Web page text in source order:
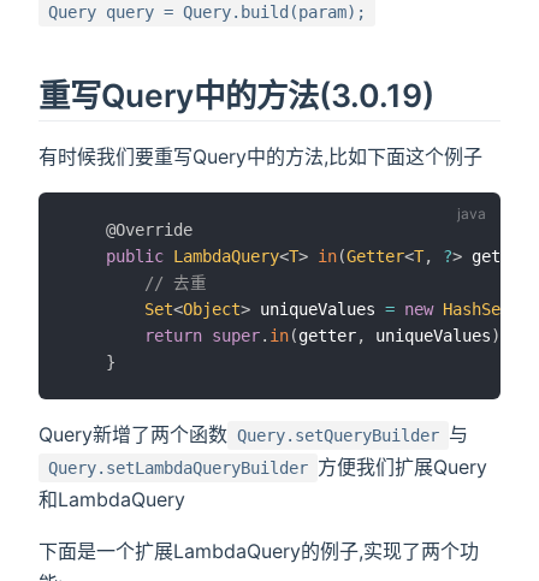
Query query = Query.build(param);
重写Query中的方法(3.0.19)
有时候我们要重写Query中的方法,比如下面这个例子
@Override
public LambdaQuery<T> in(Getter<T, ?> getter
// 去重
Set<Object> uniqueValues = new HashSet
return super. in(getter, uniqueValues)
}
Query新增了两个函数 Query.setQueryBuilder 与
Query.setLambdaQueryBuilder 方便我们扩展Query
和LambdaQuery
下面是一个扩展LambdaQuery的例子,实现了两个功